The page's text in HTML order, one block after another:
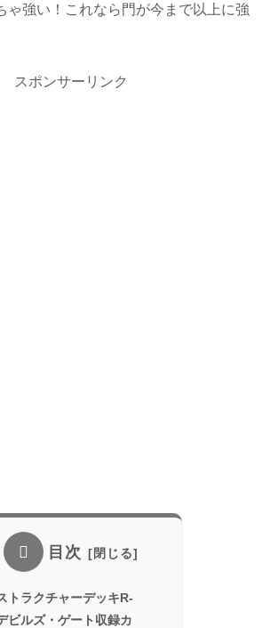
ゃ強い！これなら門が今まで以上に強
スポンサーリンク
目次
トラクチャーデッキR-
ビルズ・ゲート収録カ